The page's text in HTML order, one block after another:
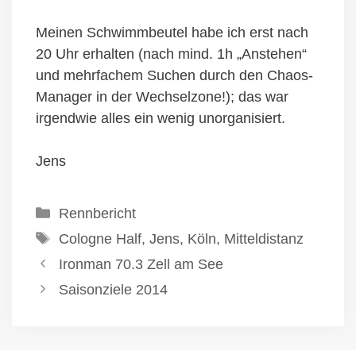
Meinen Schwimmbeutel habe ich erst nach
20 Uhr erhalten (nach mind. 1h „Anstehen“
und mehrfachem Suchen durch den Chaos-
Manager in der Wechselzone!); das war
irgendwie alles ein wenig unorganisiert.
Jens
Kategorien
Rennbericht
Schlagwörter
Cologne Half, Jens, Köln, Mitteldistanz
Ironman 70.3 Zell am See
Saisonziele 2014